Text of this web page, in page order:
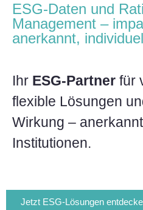
ESG-Daten und
Management –
anerkannt,
Ihr ESG-Partner für
flexible Lösungen
Wirkung –
Institutionen.
Jetzt ESG-Lösungen